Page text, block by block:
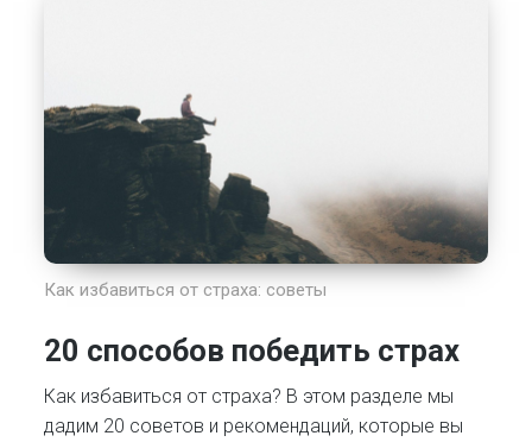
Как избавиться от страха: советы
20 способов победить страх
Как избавиться от страха? В этом разделе мы
дадим 20 советов и рекомендаций, которые вы